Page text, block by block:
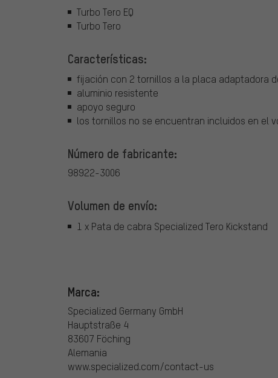
Turbo Tero EQ
Turbo Tero
Características:
fijación con 2 tornillos a la placa adaptadora
aluminio resistente
apoyo seguro
los tornillos no se encuentran incluidos en el
Número de fabricante:
98922-3006
Volumen de envío:
1 x Pata de cabra Specialized Tero Kickstand
Marca:
Specialized Germany GmbH
Hauptstraße 4
83607 Föching
Alemania
www.specialized.com/contact-us